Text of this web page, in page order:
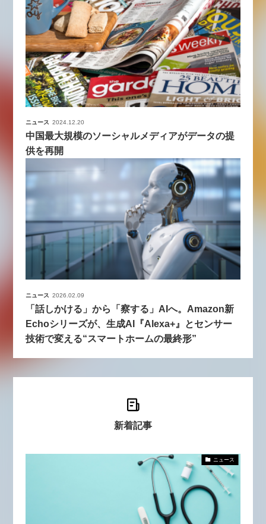
ニュース 2024.12.20
中国最大規模のソーシャルメディアがデータの提
供を再開
ニュース 2026.02.09
「話しかける」から「察する」AIへ。Amazon新
Echoシリーズが、生成AI『Alexa+』とセンサー
技術で変える“スマートホームの最終形”
新着記事
ニュース